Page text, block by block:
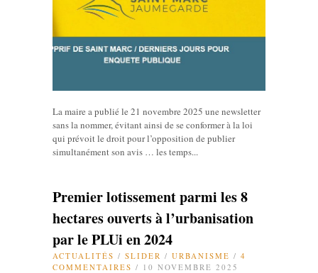
La maire a publié le 21 novembre 2025 une newsletter
sans la nommer, évitant ainsi de se conformer à la loi
qui prévoit le droit pour l’opposition de publier
simultanément son avis … les temps...
Premier lotissement parmi les 8
hectares ouverts à l’urbanisation
par le PLUi en 2024
ACTUALITÉS / SLIDER / URBANISME / 4
COMMENTAIRES / 10 NOVEMBRE 2025